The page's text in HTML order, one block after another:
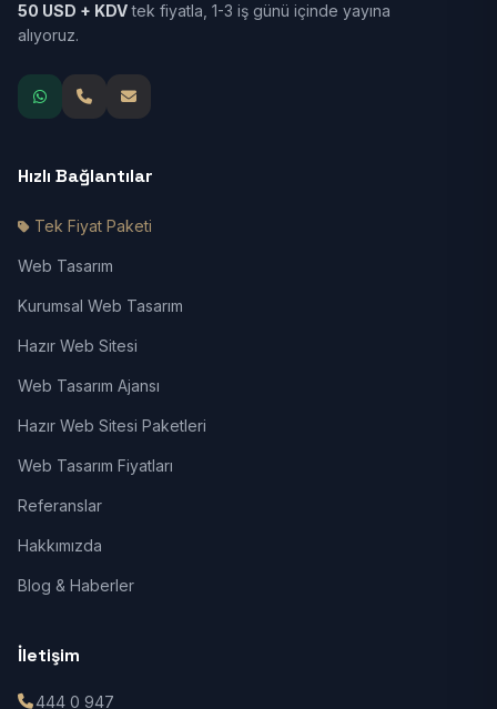
50 USD + KDVtek fiyatla, 1-3 iş günü içinde yayına
alıyoruz.
Hızlı Bağlantılar
Tek Fiyat Paketi
Web Tasarım
Kurumsal Web Tasarım
Hazır Web Sitesi
Web Tasarım Ajansı
Hazır Web Sitesi Paketleri
Web Tasarım Fiyatları
Referanslar
Hakkımızda
Blog & Haberler
İletişim
444 0 947